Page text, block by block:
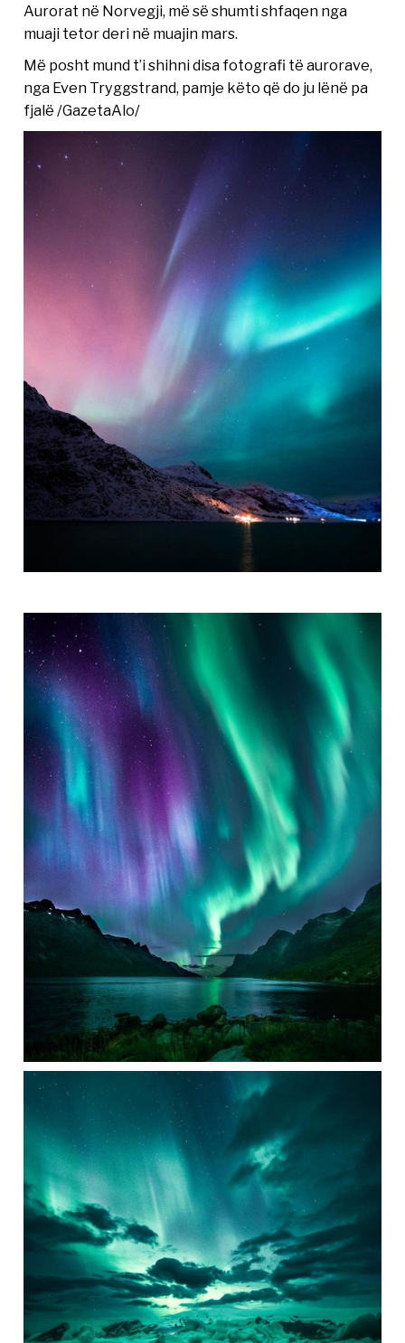
Aurorat në Norvegji, më së shumti shfaqen nga
muaji tetor deri në muajin mars.
Më posht mund t’i shihni disa fotografi të aurorave,
nga Even Tryggstrand, pamje këto që do ju lënë pa
fjalë /GazetaAlo/